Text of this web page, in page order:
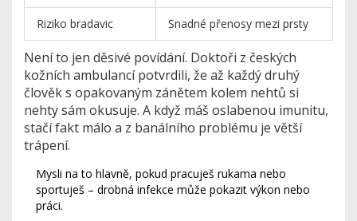
Riziko bradavic Snadné přenosy mezi prsty
Není to jen děsivé povídání. Doktoři z českých
kožních ambulancí potvrdili, že až každý druhý
člověk s opakovaným zánětem kolem nehtů si
nehty sám okusuje. A když máš oslabenou imunitu,
stačí fakt málo a z banálního problému je větší
trápení.
Mysli na to hlavně, pokud pracuješ rukama nebo
sportuješ – drobná infekce může pokazit výkon nebo
práci.